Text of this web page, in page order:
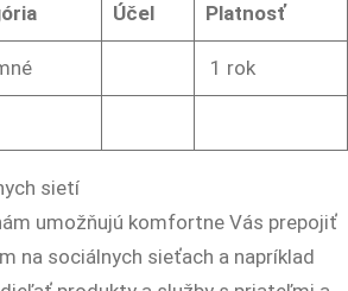
Účel Platnosť
1 rok
sietí
umožňujú komfortne Vás prepojiť
na sociálnych sieťach a napríklad